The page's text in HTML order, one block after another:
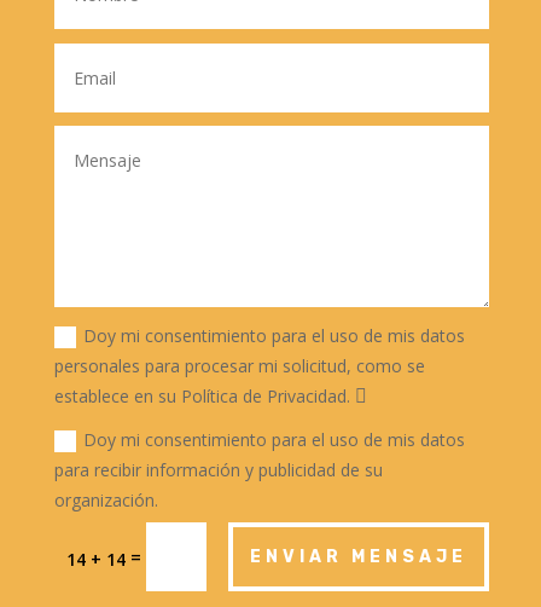
Doy mi consentimiento para el uso de mis datos
personales para procesar mi solicitud, como se
establece en su Política de Privacidad.
Doy mi consentimiento para el uso de mis datos
para recibir información y publicidad de su
organización.
14 + 14 = ENVIAR MENSAJE